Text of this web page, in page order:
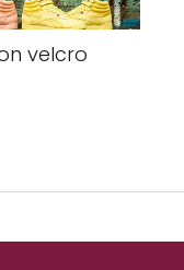
velcro